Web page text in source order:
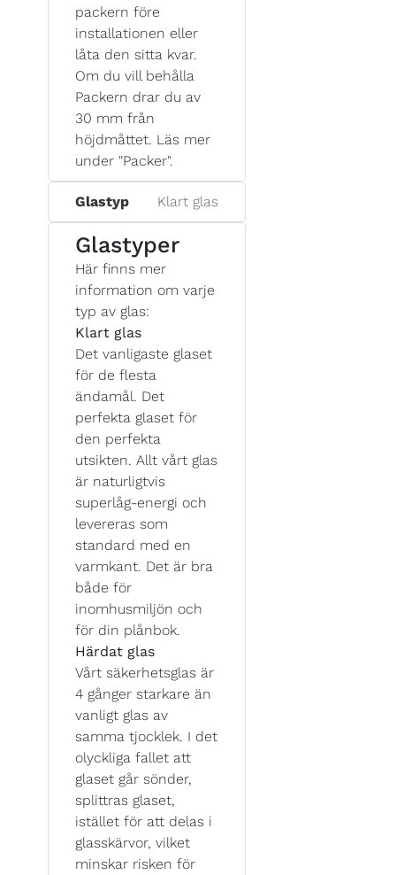
packern före
installationen eller
låta den sitta kvar.
Om du vill behålla
Packern drar du av
30 mm från
höjdmåttet. Läs mer
under "Packer".
Glastyp Klart glas
Glastyper
Här finns mer
information om varje
typ av glas:
Klart glas
Det vanligaste glaset
för de flesta
ändamål. Det
perfekta glaset för
den perfekta
utsikten. Allt vårt glas
är naturligtvis
superlåg-energi och
levereras som
standard med en
varmkant. Det är bra
både för
inomhusmiljön och
för din plånbok.
Härdat glas
Vårt säkerhetsglas är
4 gånger starkare än
vanligt glas av
samma tjocklek. I det
olyckliga fallet att
glaset går sönder,
splittras glaset,
istället för att delas i
glasskärvor, vilket
minskar risken för